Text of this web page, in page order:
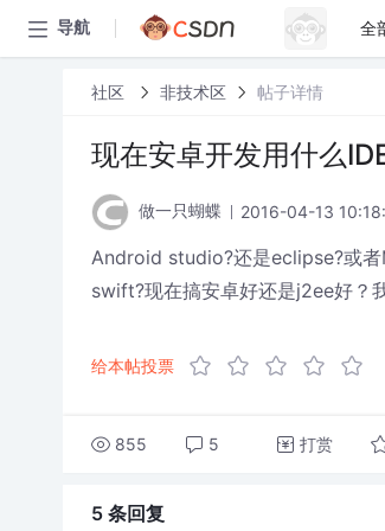
导航 全
社区 非技术区 帖子详情
现在安卓开发用什么
做一只蝴蝶 2016-04-13
Android studio?还是eclipse?或
swift?现在搞安卓好还是j2ee好？
给本帖投票
855 5 打赏
5 条回复